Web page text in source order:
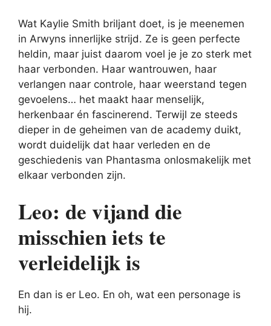
Wat Kaylie Smith briljant doet, is je meenemen
in Arwyns innerlijke strijd. Ze is geen perfecte
heldin, maar juist daarom voel je je zo sterk met
haar verbonden. Haar wantrouwen, haar
verlangen naar controle, haar weerstand tegen
gevoelens… het maakt haar menselijk,
herkenbaar én fascinerend. Terwijl ze steeds
dieper in de geheimen van de academy duikt,
wordt duidelijk dat haar verleden en de
geschiedenis van Phantasma onlosmakelijk met
elkaar verbonden zijn.
Leo: de vijand die
misschien iets te
verleidelijk is
En dan is er Leo. En oh, wat een personage is
hij.